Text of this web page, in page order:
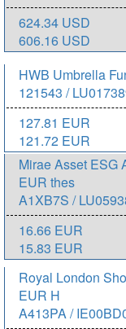
624.34 USD
606.16 USD
HWB Umbrella
121543 /
127.81 EUR
121.72 EUR
Mirae Asset ESG
EUR thes
A1XB7S /
16.66 EUR
15.83 EUR
Royal London
EUR H
A413PA /